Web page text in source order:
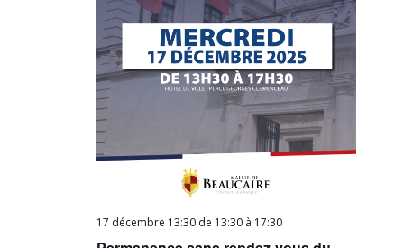
17 décembre 13:30 de 13:30 à 17:30